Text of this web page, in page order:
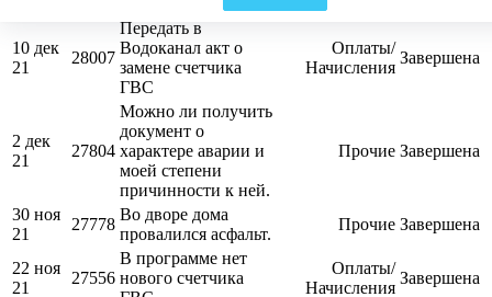
10 дек
21
28007
Передать в
Водоканал акт о
замене счетчика
ГВС
Оплаты/
Начисления
Завершена
2 дек
21
27804
Можно ли получить
документ о
характере аварии и
моей степени
причинности к ней.
Прочие Завершена
30 ноя
21
27778
Во дворе дома
провалился асфальт.
Прочие Завершена
22 ноя
21
27556
В программе нет
нового счетчика
Оплаты/
Начисления
Завершена